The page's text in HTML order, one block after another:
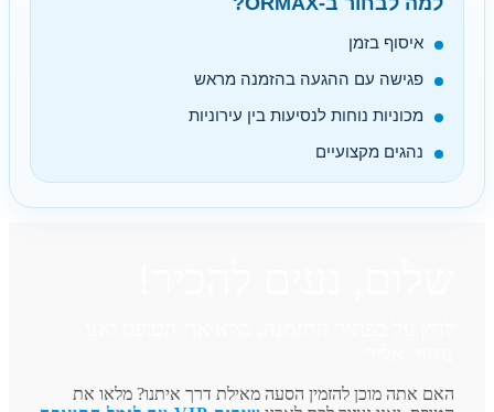
איסוף בזמן
פגישה עם ההגעה בהזמנה מראש
מכוניות נוחות לנסיעות בין עירוניות
נהגים מקצועיים
האם אתה מוכן להזמין הסעה מאילת דרך איתנו? מלאו את